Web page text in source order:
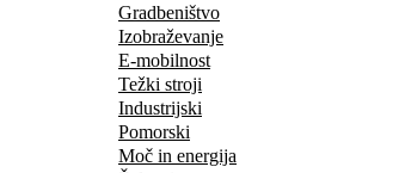
Gradbeništvo
Izobraževanje
E-mobilnost
Težki stroji
Industrijski
Pomorski
Moč in energija